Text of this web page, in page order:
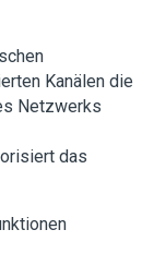
Kanälen die
Netzwerks
das